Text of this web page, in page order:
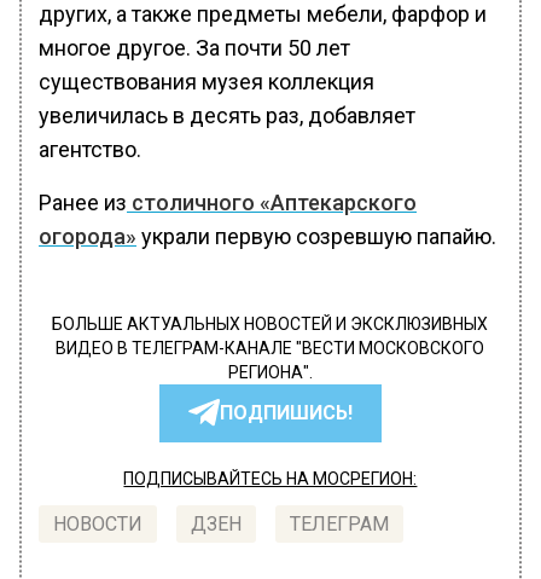
других, а также предметы мебели, фарфор и
многое другое. За почти 50 лет
существования музея коллекция
увеличилась в десять раз, добавляет
агентство.
Ранее из столичного «Аптекарского
огорода» украли первую созревшую папайю.
БОЛЬШЕ АКТУАЛЬНЫХ НОВОСТЕЙ И ЭКСКЛЮЗИВНЫХ
ВИДЕО В ТЕЛЕГРАМ-КАНАЛЕ "ВЕСТИ МОСКОВСКОГО
РЕГИОНА".
ПОДПИШИСЬ!
ПОДПИСЫВАЙТЕСЬ НА МОСРЕГИОН:
НОВОСТИ ДЗЕН ТЕЛЕГРАМ